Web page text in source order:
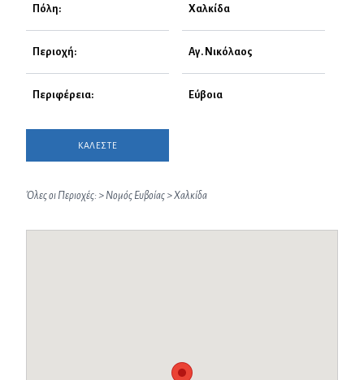
Πόλη: Χαλκίδα
Περιοχή: Αγ. Νικόλαος
Περιφέρεια: Εύβοια
ΚΑΛΕΣΤΕ
Όλες οι Περιοχές:> Νομός Ευβοίας>Χαλκίδα